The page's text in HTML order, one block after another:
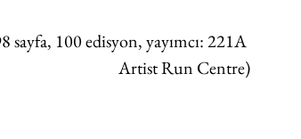
sayfa, 100 edisyon, yayımcı: 221A
Artist Run Centre)